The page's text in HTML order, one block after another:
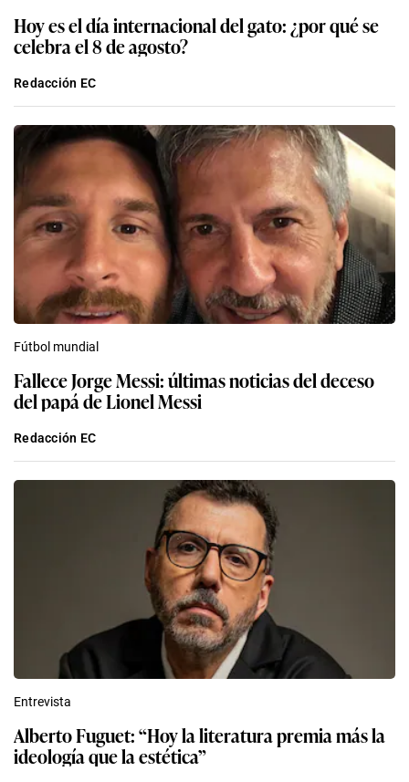
Hoy es el día internacional del gato: ¿por qué se
celebra el 8 de agosto?
Redacción EC
Fútbol mundial
Fallece Jorge Messi: últimas noticias del deceso
del papá de Lionel Messi
Redacción EC
Entrevista
Alberto Fuguet: “Hoy la literatura premia más la
ideología que la estética”